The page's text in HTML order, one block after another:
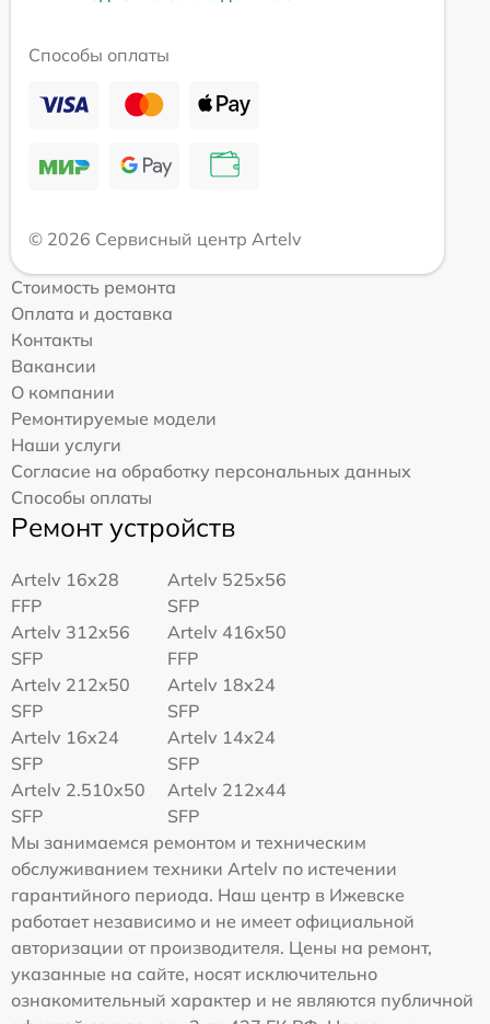
Способы оплаты
© 2026 Сервисный центр Artelv
Стоимость ремонта
Оплата и доставка
Контакты
Вакансии
О компании
Ремонтируемые модели
Наши услуги
Согласие на обработку персональных данных
Способы оплаты
Ремонт устройств
Artelv 16x28
FFP
Artelv 525x56
SFP
Artelv 312x56
SFP
Artelv 416x50
FFP
Artelv 212x50
SFP
Artelv 18x24
SFP
Artelv 16x24
SFP
Artelv 14x24
SFP
Artelv 2.510x50
SFP
Artelv 212x44
SFP
Мы занимаемся ремонтом и техническим
обслуживанием техники Artelv по истечении
гарантийного периода. Наш центр в Ижевске
работает независимо и не имеет официальной
авторизации от производителя. Цены на ремонт,
указанные на сайте, носят исключительно
ознакомительный характер и не являются публичной